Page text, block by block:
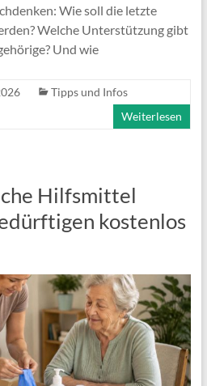
Wie soll die letzte
Welche Unterstützung gibt
Und wie
Tipps und Infos
Weiterlesen
Hilfsmittel
kostenlos